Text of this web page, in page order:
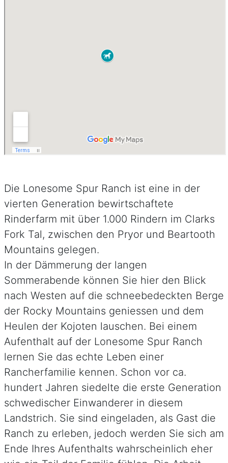
Die Lonesome Spur Ranch ist eine in der
vierten Generation bewirtschaftete
Rinderfarm mit über 1.000 Rindern im Clarks
Fork Tal, zwischen den Pryor und Beartooth
Mountains gelegen.
In der Dämmerung der langen
Sommerabende können Sie hier den Blick
nach Westen auf die schneebedeckten Berge
der Rocky Mountains geniessen und dem
Heulen der Kojoten lauschen. Bei einem
Aufenthalt auf der Lonesome Spur Ranch
lernen Sie das echte Leben einer
Rancherfamilie kennen. Schon vor ca.
hundert Jahren siedelte die erste Generation
schwedischer Einwanderer in diesem
Landstrich. Sie sind eingeladen, als Gast die
Ranch zu erleben, jedoch werden Sie sich am
Ende Ihres Aufenthalts wahrscheinlich eher